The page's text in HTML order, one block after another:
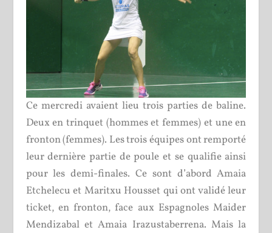
Ce mercredi avaient lieu trois parties de baline.
Deux en trinquet (hommes et femmes) et une en
fronton (femmes). Les trois équipes ont remporté
leur dernière partie de poule et se qualifie ainsi
pour les demi-finales. Ce sont d’abord Amaia
Etchelecu et Maritxu Housset qui ont validé leur
ticket, en fronton, face aux Espagnoles Maider
Mendizabal et Amaia Irazustaberrena. Mais la